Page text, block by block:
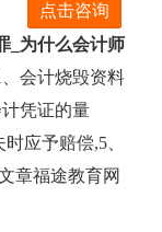
点击咨询
_为什么会计师
会计烧毁资料
凭证的量
应予赔偿,5、
章福途教育网